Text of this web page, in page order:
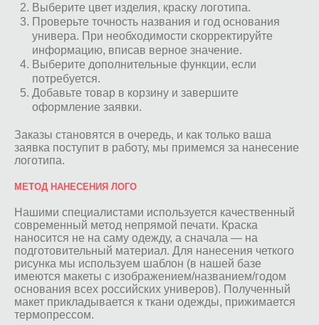
Выберите цвет изделия, краску логотипа.
Проверьте точность названия и год основания
универа. При необходимости скорректируйте
информацию, вписав верное значение.
Выберите дополнительные функции, если
потребуется.
Добавьте товар в корзину и завершите
оформление заявки.
Заказы становятся в очередь, и как только ваша
заявка поступит в работу, мы примемся за нанесение
логотипа.
МЕТОД НАНЕСЕНИЯ ЛОГО
Нашими специалистами используется качественный
современный метод непрямой печати. Краска
наносится не на саму одежду, а сначала — на
подготовительный материал. Для нанесения четкого
рисунка мы используем шаблон (в нашей базе
имеются макеты с изображением/названием/годом
основания всех российских универов). Полученный
макет прикладывается к ткани одежды, прижимается
термопрессом.